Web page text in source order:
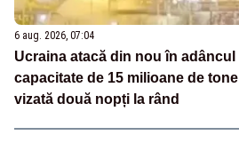
6 aug. 2026, 07:04
Ucraina atacă din nou în
capacitate de 15 milioane de
vizată două nopți la rând